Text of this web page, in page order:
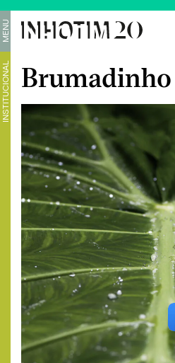
MENU
INSTITUCIONAL Brumadinho